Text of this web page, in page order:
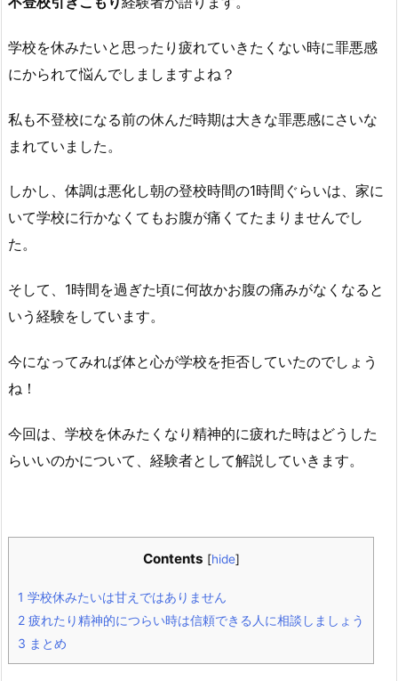
学校を休みたいと思ったり疲れていきたくない時に罪悪感
にかられて悩んでしましますよね？
私も不登校になる前の休んだ時期は大きな罪悪感にさいな
まれていました。
しかし、体調は悪化し朝の登校時間の1時間ぐらいは、家に
いて学校に行かなくてもお腹が痛くてたまりませんでし
た。
そして、1時間を過ぎた頃に何故かお腹の痛みがなくなると
いう経験をしています。
今になってみれば体と心が学校を拒否していたのでしょう
ね！
今回は、学校を休みたくなり精神的に疲れた時はどうした
らいいのかについて、経験者として解説していきます。
Contents [hide]
1 学校休みたいは甘えではありません
2 疲れたり精神的につらい時は信頼できる人に相談しましょう
3 まとめ